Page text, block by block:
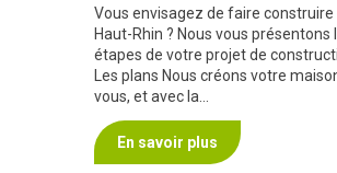
Vous envisagez de faire construire
Haut-Rhin ? Nous vous présentons
étapes de votre projet de
Les plans Nous créons votre
vous, et avec la…
En savoir plus